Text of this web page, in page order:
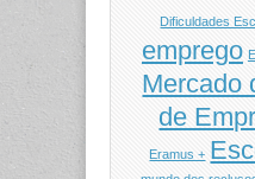
Dificuldades
emprego
Mercado
de
Eramus +